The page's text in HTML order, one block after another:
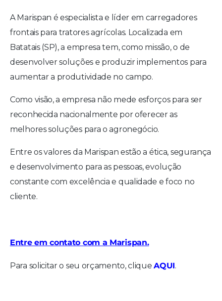
A Marispan é especialista e líder em carregadores
frontais para tratores agrícolas. Localizada em
Batatais (SP), a empresa tem, como missão, o de
desenvolver soluções e produzir implementos para
aumentar a produtividade no campo.
Como visão, a empresa não mede esforços para ser
reconhecida nacionalmente por oferecer as
melhores soluções para o agronegócio.
Entre os valores da Marispan estão a ética, segurança
e desenvolvimento para as pessoas, evolução
constante com excelência e qualidade e foco no
cliente.
Entre em contato com a Marispan.
Para solicitar o seu orçamento, cliqueAQUI.